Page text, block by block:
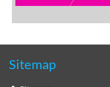
Sitemap